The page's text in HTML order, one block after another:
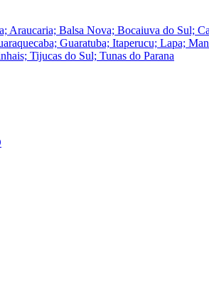
Araucaria; Balsa Nova; Bocaiuva do Sul;
Guaratuba; Itaperucu; Lapa;
Tijucas do Sul; Tunas do Parana